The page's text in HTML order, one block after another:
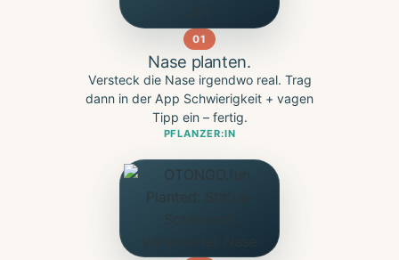
01
Nase planten.
Versteck die Nase irgendwo real. Trag
dann in der App Schwierigkeit + vagen
Tipp ein – fertig.
PFLANZER:IN